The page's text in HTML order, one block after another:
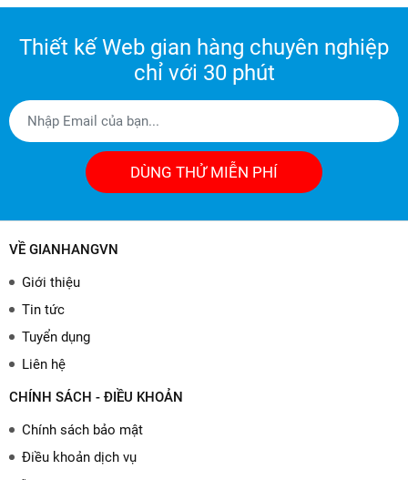
Thiết kế Web gian hàng chuyên nghiệp
chỉ với 30 phút
DÙNG THỬ MIỄN PHÍ
VỀ GIANHANGVN
Giới thiệu
Tin tức
Tuyển dụng
Liên hệ
CHÍNH SÁCH - ĐIỀU KHOẢN
Chính sách bảo mật
Điều khoản dịch vụ